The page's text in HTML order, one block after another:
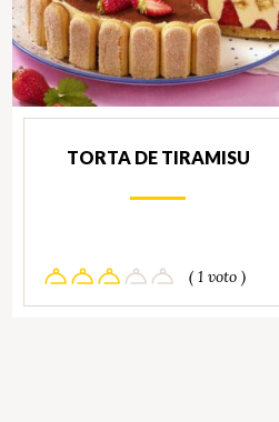
TORTA DE TIRAMISU
( 1 voto )